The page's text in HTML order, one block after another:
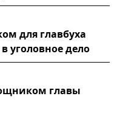
для главбуха
уголовное дело
главы